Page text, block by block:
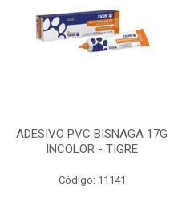
ADESIVO PVC BISNAGA 17G
INCOLOR - TIGRE
Código: 11141